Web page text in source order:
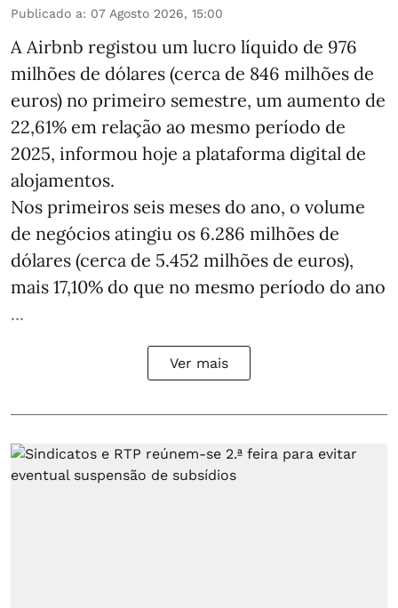
Publicado a: 07 Agosto 2026, 15:00
A Airbnb registou um lucro líquido de 976
milhões de dólares (cerca de 846 milhões de
euros) no primeiro semestre, um aumento de
22,61% em relação ao mesmo período de
2025, informou hoje a plataforma digital de
alojamentos.
Nos primeiros seis meses do ano, o volume
de negócios atingiu os 6.286 milhões de
dólares (cerca de 5.452 milhões de euros),
mais 17,10% do que no mesmo período do ano
...
Ver mais